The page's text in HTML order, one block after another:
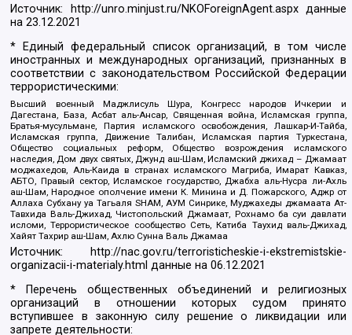
Источник: http://unro.minjust.ru/NKOForeignAgent.aspxданные
на23.12.2021
* Единый федеральный список организаций, в том числе
иностранных и международных организаций, признанных в
соответствии с законодательством Российской Федерации
террористическими:
Высший военный Маджлисуль Шура, Конгресс народов Ичкерии и
Дагестана, База, Асбат аль-Ансар, Священная война, Исламская группа,
Братья-мусульмане, Партия исламского освобождения, Лашкар-И-Тайба,
Исламская группа, Движение Талибан, Исламская партия Туркестана,
Общество социальных реформ, Общество возрождения исламского
наследия, Дом двух святых, Джунд аш-Шам, Исламский джихад – Джамаат
моджахедов, Аль-Каида в странах исламского Магриба, Имарат Кавказ,
АБТО, Правый сектор, Исламское государство, Джабха аль-Нусра ли-Ахль
аш-Шам, Народное ополчение имени К. Минина и Д. Пожарского, Аджр от
Аллаха Субхану уа Тагьаля SHAM, АУМ Синрике, Муджахеды джамаата Ат-
Тавхида Валь-Джихад, Чистопольский Джамаат, Рохнамо ба суи давлати
исломи, Террористическое сообщество Сеть, Катиба Таухид валь-Джихад,
Хайят Тахрир аш-Шам, Ахлю Сунна Валь Джамаа
Источник:
http://nac.gov.ru/terroristicheskie-i-ekstremistskie-
organizacii-i-materialy.html данные на06.12.2021
* Перечень общественных объединений и религиозных
организаций в отношении которых судом принято
вступившее в законную силу решение о ликвидации или
запрете деятельности: